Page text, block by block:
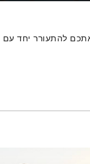
להתעורר יחד עם